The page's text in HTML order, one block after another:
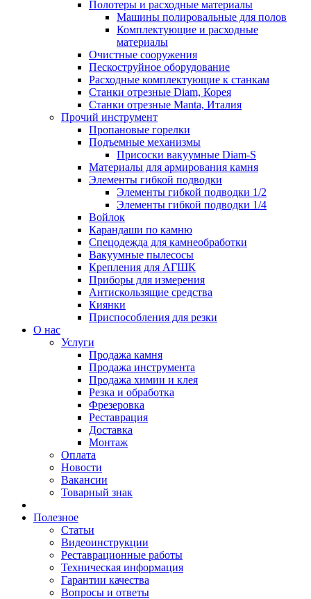
Полотеры и расходные материалы
Машины полировальные для полов
Комплектующие и расходные
материалы
Очистные сооружения
Пескоструйное оборудование
Расходные комплектующие к станкам
Станки отрезные Diam, Корея
Станки отрезные Manta, Италия
Прочий инструмент
Пропановые горелки
Подъeмные механизмы
Присоски вакуумные Diam-S
Материалы для армирования камня
Элементы гибкой подводки
Элементы гибкой подводки 1/2
Элементы гибкой подводки 1/4
Войлок
Карандаши по камню
Спецодежда для камнеобработки
Вакуумные пылесосы
Крепления для АГШК
Приборы для измерения
Антискользящие средства
Киянки
Приспособления для резки
О нас
Услуги
Продажа камня
Продажа инструмента
Продажа химии и клея
Резка и обработка
Фрезеровка
Реставрация
Доставка
Монтаж
Оплата
Новости
Вакансии
Товарный знак
Полезное
Статьи
Видеоинструкции
Реставрационные работы
Техническая информация
Гарантии качества
Вопросы и ответы